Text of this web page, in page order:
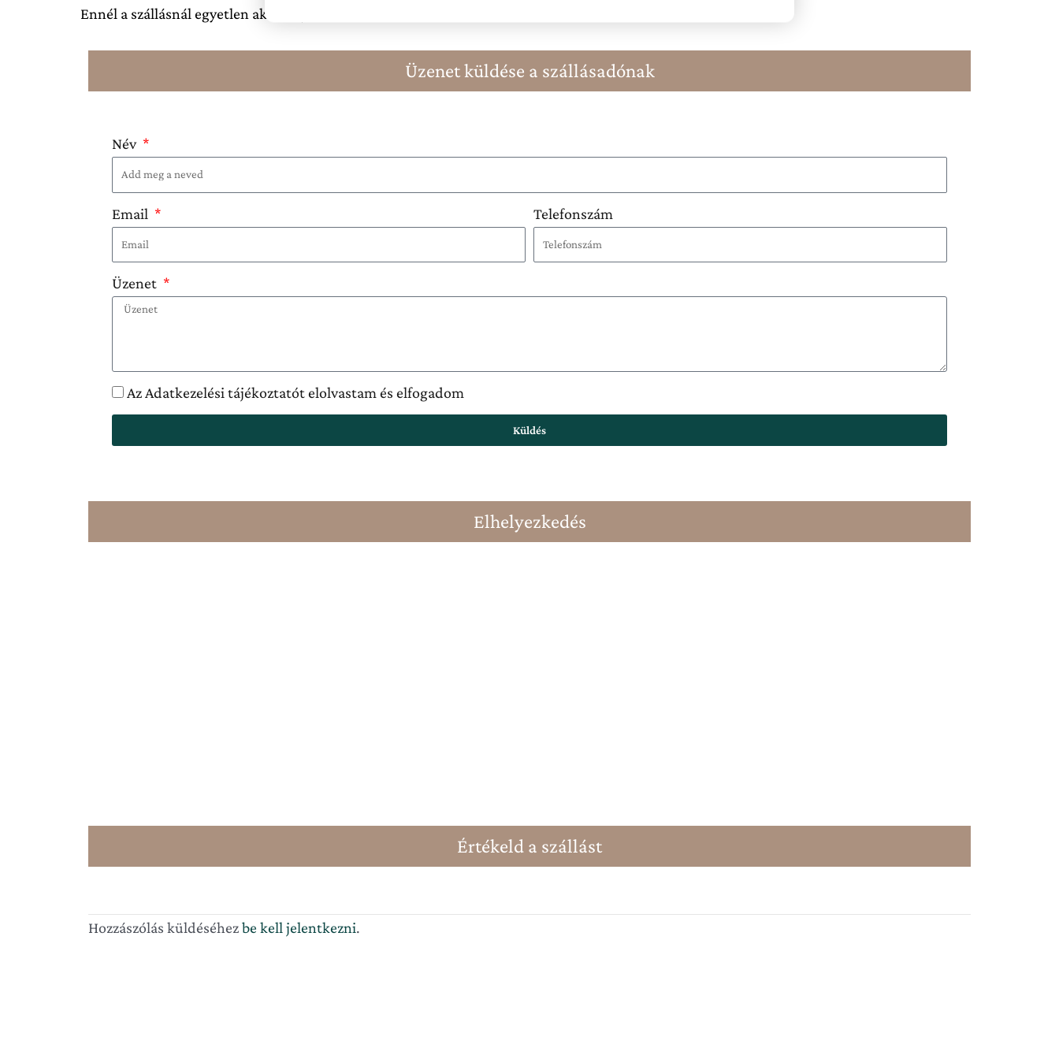
Wellness és Természet
Privát jakuzzi a Balaton-parton –
Grillezés és bográcsozás– Tökéletes esti program a szabadban, fatüzelésű
bográcsozó helyünkön vagy nagyméretű gázgrillünkön
Biciklizés a Balaton-parton– Fedezd fel két keréken a környéket, a közelben
túra- vgy elektromos kerékpárok bérelhetők nagy mennyiségben is
kikapcsolódás élményét
PLAGE-ON Balaton**** – Gyere le a partra!
Ennél a szállásnál egyetlen akciós ajánlat sincs
Üzenet küldése a szállásadónak
Név
Email Telefonszám
Üzenet
Az Adatkezelési tájékoztatót elolvastam és elfogadom
Küldés
Elhelyezkedés
Értékeld a szállást
Hozzászólás küldéséhezbe kell jelentkezni.